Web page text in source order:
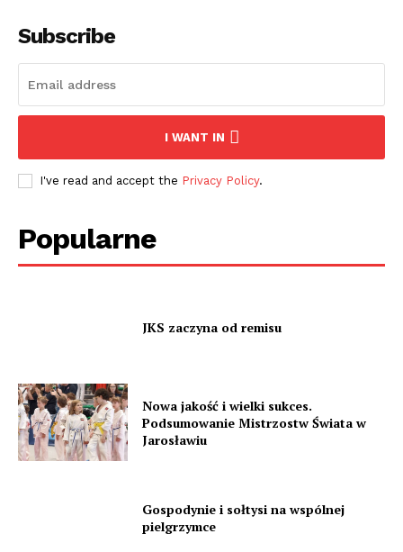
Subscribe
I WANT IN
I've read and accept the Privacy Policy.
Popularne
JKS zaczyna od remisu
Nowa jakość i wielki sukces.
Podsumowanie Mistrzostw Świata w
Jarosławiu
Gospodynie i sołtysi na wspólnej
pielgrzymce